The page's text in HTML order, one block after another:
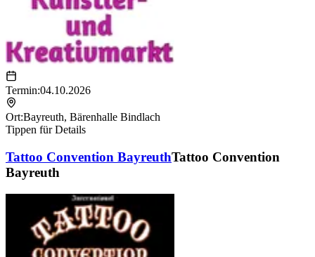
Termin:04.10.2026
Ort:Bayreuth, Bärenhalle Bindlach
Tippen für Details
Tattoo Convention BayreuthTattoo Convention
Bayreuth